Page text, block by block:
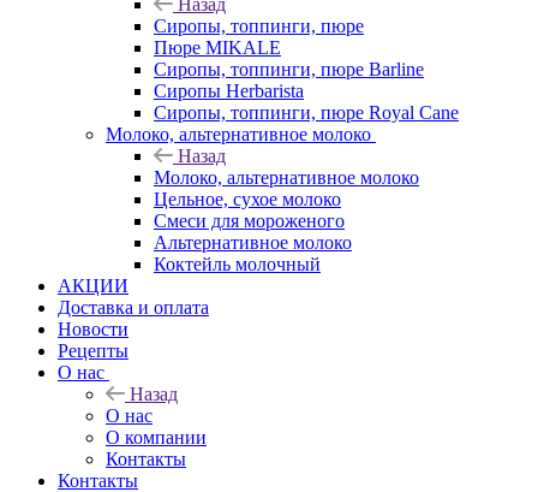
Назад
Сиропы, топпинги, пюре
Пюре MIKALE
Сиропы, топпинги, пюре Barline
Сиропы Herbarista
Сиропы, топпинги, пюре Royal Cane
Молоко, альтернативное молоко
Назад
Молоко, альтернативное молоко
Цельное, сухое молоко
Смеси для мороженого
Альтернативное молоко
Коктейль молочный
АКЦИИ
Доставка и оплата
Новости
Рецепты
О нас
Назад
О нас
О компании
Контакты
Контакты